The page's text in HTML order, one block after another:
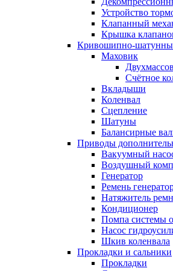
Устройство
Клапанный
Крышка
Кривошипно-
Маховик
Счётное
Вкладыши
Коленвал
Сцепление
Шатуны
Балансирные
Приводы
Вакуумный
Воздушный
Генератор
Ремень
Натяжитель
Кондиционер
Помпа системы
Насос
Шкив коленвала
Прокладки и сальники
Прокладки